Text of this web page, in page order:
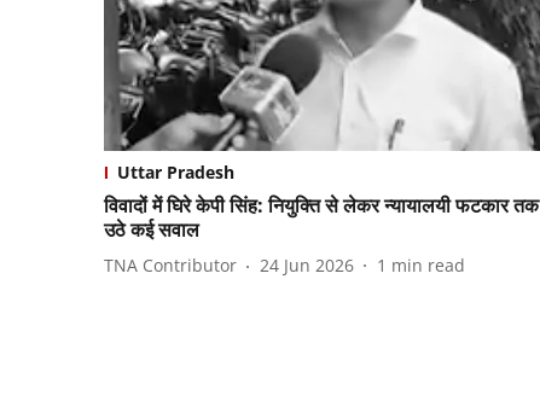
Uttar Pradesh
विवादों में घिरे केपी सिंह: नियुक्ति से लेकर न्यायालयी फटकार तक
उठे कई सवाल
TNA Contributor 24 Jun 2026 1 min read